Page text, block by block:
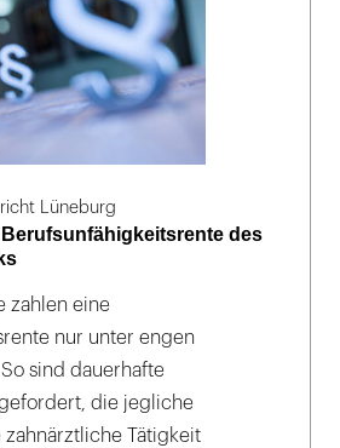
Lüneburg
des
zahlen eine
nur unter engen
sind dauerhafte
die jegliche
Tätigkeit